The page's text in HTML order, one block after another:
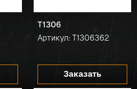
T1306
Артикул: T1306362
Заказать